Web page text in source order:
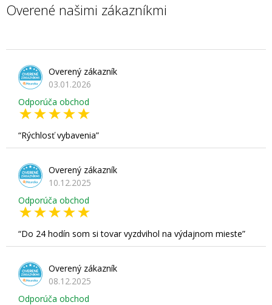
Overené našimi zákazníkmi
Overený zákazník
03.01.2026
Odporúča obchod
Rýchlosť vybavenia
Overený zákazník
10.12.2025
Odporúča obchod
Do 24 hodín som si tovar vyzdvihol na výdajnom mieste
Overený zákazník
08.12.2025
Odporúča obchod